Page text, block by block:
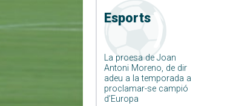
Esports
La proesa de Joan
Antoni Moreno, de dir
adeu a la temporada a
proclamar-se campió
d’Europa